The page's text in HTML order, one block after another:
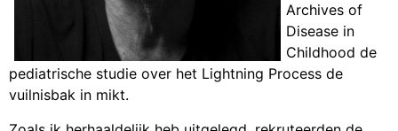
Archives of
Disease in
Childhood de
pediatrische studie over het Lightning Process de
vuilnisbak in mikt.